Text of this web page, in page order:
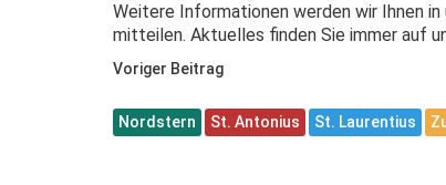
Weitere Informationen werden wir Ihnen
mitteilen. Aktuelles finden Sie immer auf
Voriger Beitrag
Nordstern St. Antonius St. Laurentius